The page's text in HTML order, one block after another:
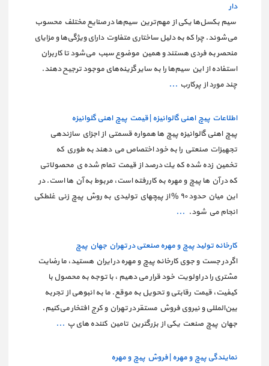
دار
سیم بکسل‌ها یکی از مهم‌ترین سیم‌ها در صنایع مختلف محسوب
می‌شوند. چرا که به دلیل ساختاری متفاوت دارای ویژگی‌ها و مزایای
منحصر به فردی هستند و همین موضوع سبب می‌شود تا کاربران
استفاده از این سیم‌ها را به سایر گزینه‌های موجود ترجیح دهند.
چند مورد از پرکارب ...
اطلاعات پیچ اهنی گالوانیزه | قیمت پیچ اهنی گلوانیزه
پیچ اهنی گالوانیزه پيچ ها همواره قسمتي از اجزاي سازندهي
تجهيزات صنعتي را به خود اختصاص مي دهند به طوري كه
تخمين زده شده كه يك درصد از قيمت تمام شده ي محصولاتي
كه در آن ها پيچ و مهره به كاررفته است، مربوط به آن ها است. در
اين ميان حدود ٩٠ % از پيچهاي توليدي به روش پيچ زني غلطكي
انجام مي شود. ...
کارخانه تولید پیچ و مهره صنعتی در تهران جهان پیچ
اگر در جست و جوی کارخانه پیچ و مهره در ایران هستید، ما رضایت
مشتری را در اولویت خود قرار می دهیم ، با توجه به محصول با
کیفیت، قیمت رقابتی و تحویل به موقع. ما به انبوهی از تجربه
بین‌المللی و نیروی فروش مستقر در تهران و کرج افتخار می‌کنیم.
جهان پیچ صنعت یکی از بزرگترین تامین کننده های پ ...
نمایندگی پیچ و مهره | فروش پیچ و مهره